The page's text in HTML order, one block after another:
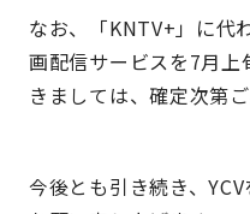
なお、「KNTV+」に代
画配信サービスを7月上
きましては、確定次第
今後とも引き続き、